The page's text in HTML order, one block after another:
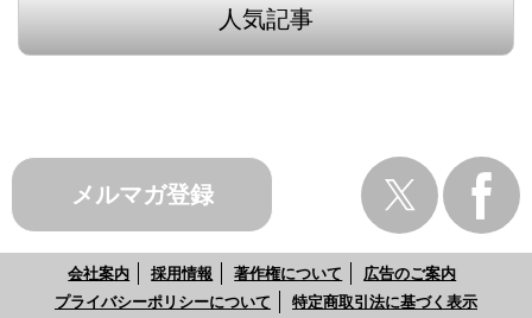
人気記事
メルマガ登録
会社案内 採用情報 著作権について
広告のご案内
プライバシーポリシーについて
特定商取引法に基づく表示